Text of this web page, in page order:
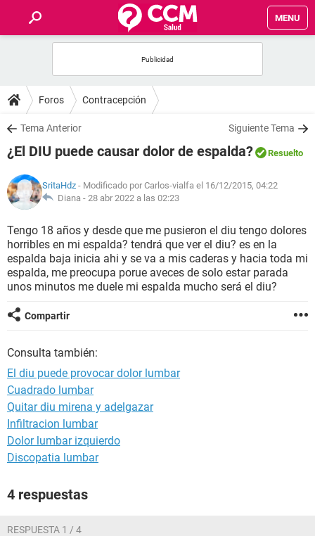
MENU
FOROS
SALUD
FAMILIA
NUTRICIÓN
BIENESTAR
SEXUALIDAD
GLOSARIO
Foros Contracepción
Tema Anterior Siguiente Tema
¿El DIU puede causar dolor de espalda? Resuelto
SritaHdz - Modificado por Carlos-vialfa el 16/12/2015, 04:22
Diana - 28 abr 2022 a las 02:23
Tengo 18 años y desde que me pusieron el diu tengo dolores
horribles en mi espalda? tendrá que ver el diu? es en la
espalda baja inicia ahi y se va a mis caderas y hacia toda mi
espalda, me preocupa porue aveces de solo estar parada
unos minutos me duele mi espalda mucho será el diu?
Compartir
Consulta también:
El diu puede provocar dolor lumbar
Cuadrado lumbar
Quitar diu mirena y adelgazar
Infiltracion lumbar
Dolor lumbar izquierdo
Discopatia lumbar
4 respuestas
RESPUESTA 1 / 4